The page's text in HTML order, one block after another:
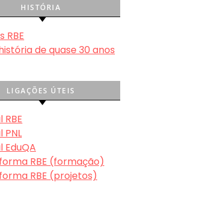
HISTÓRIA
RBE
de quase 30 anos
LIGAÇÕES ÚTEIS
PNL
EduQA
RBE (formação)
RBE (projetos)